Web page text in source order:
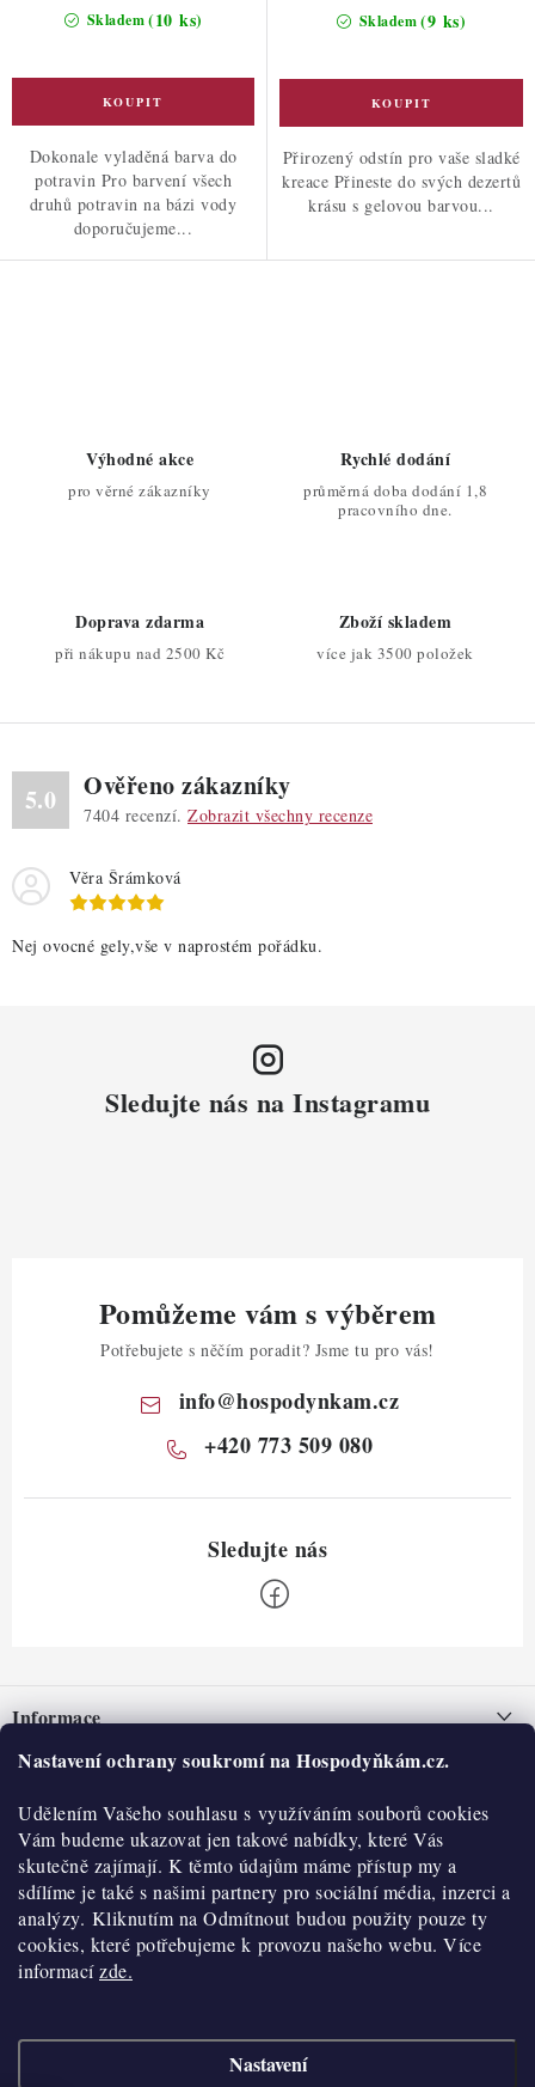
Nastavení ochrany soukromí na Hospodyňkám.cz.
Udělením Vašeho souhlasu s využíváním souborů cookies
Vám budeme ukazovat jen takové nabídky, které Vás
skutečně zajímají. K těmto údajům máme přístup my a
sdílíme je také s našimi partnery pro sociální média, inzerci a
analýzy. Kliknutím na Odmítnout budou použity pouze ty
cookies, které potřebujeme k provozu našeho webu. Více
informacízde.
Nastavení
Skladem(10 ks)
Dokonale vyladěná barva do
potravin Pro barvení všech
druhů potravin na bázi vody
doporučujeme...
Skladem(9 ks)
Přirozený odstín pro vaše sladké
kreace Přineste do svých dezertů
krásu s gelovou barvou...
v
ý
i
s
u
Výhodné akce
pro věrné zákazníky
Rychlé dodání
průměrná doba dodání 1,8
pracovního dne.
Doprava zdarma
při nákupu nad 2500 Kč
Zboží skladem
více jak 3500 položek
5.0 Ověřeno zákazníky
7404 recenzí. Zobrazit všechny recenze
Věra Šrámková
Nej ovocné gely,vše v naprostém pořádku.
Sledujte nás na Instagramu
Pomůžeme vám s výběrem
Potřebujete s něčím poradit? Jsme tu pro vás!
info@hospodynkam.cz
+420 773 509 080
pInformace
Nepřevzetí zásilky na dobírku
Obchodní podmínky
Hodnocení obchodu
Blog
Moje objednávka
O nás
Historie
Kontakty
O nákupu
Reklamace a vratky
Výdejní místa